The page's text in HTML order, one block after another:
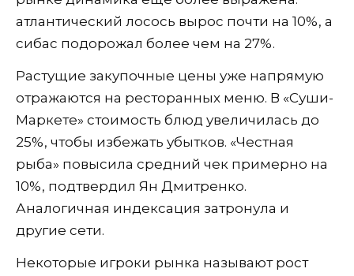
атлантический лосось вырос почти на 10%, а
сибас подорожал более чем на 27%.
Растущие закупочные цены уже напрямую
отражаются на ресторанных меню. В «Суши-
Маркете» стоимость блюд увеличилась до
25%, чтобы избежать убытков. «Честная
рыба» повысила средний чек примерно на
10%, подтвердил Ян Дмитренко.
Аналогичная индексация затронула и
другие сети.
Некоторые игроки рынка называют рост